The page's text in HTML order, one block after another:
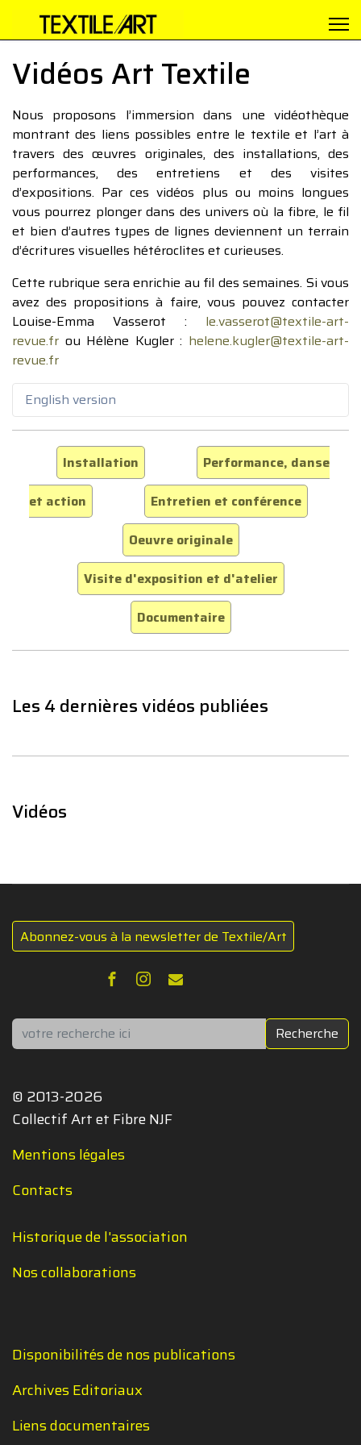
Vidéos Art Textile
Nous proposons l’immersion dans une vidéothèque
montrant des liens possibles entre le textile et l’art à
travers des œuvres originales, des installations, des
performances, des entretiens et des visites
d’expositions. Par ces vidéos plus ou moins longues
vous pourrez plonger dans des univers où la fibre, le fil
et bien d’autres types de lignes deviennent un terrain
d’écritures visuelles hétéroclites et curieuses.
Cette rubrique sera enrichie au fil des semaines. Si vous
avez des propositions à faire, vous pouvez contacter
Louise-Emma Vasserot : le.vasserot@textile-art-
revue.fr ou Hélène Kugler : helene.kugler@textile-art-
revue.fr
English version
Installation
Performance, danse
et action
Entretien et conférence
Oeuvre originale
Visite d'exposition et d'atelier
Documentaire
Les 4 dernières vidéos publiées
Vidéos
Abonnez-vous à la newsletter de Textile/Art
Rechercher Recherche
© 2013-2026
Collectif Art et Fibre NJF
Mentions légales
Contacts
Historique de l'association
Nos collaborations
Disponibilités de nos publications
Archives Editoriaux
Liens documentaires